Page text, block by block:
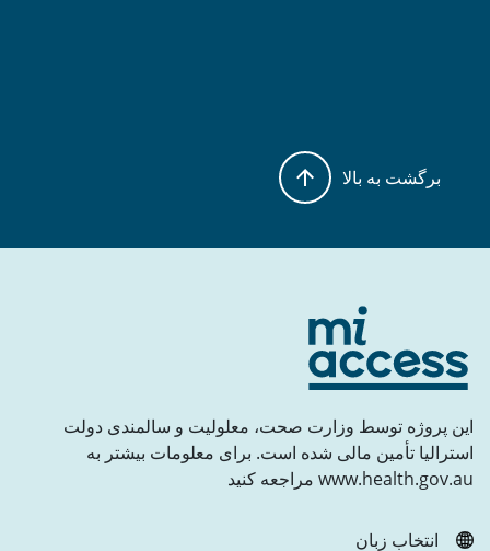
برگشت به بالا
این پروژه توسط وزارت صحت، معلولیت و سالمندی دولت
استرالیا تأمین مالی شده است. برای معلومات بیشتر به
www.health.gov.au مراجعه کنید
انتخاب زبان